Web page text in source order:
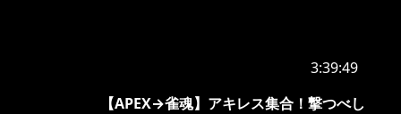
3:39:49
【APEX→雀魂】アキレス集合！撃つべし